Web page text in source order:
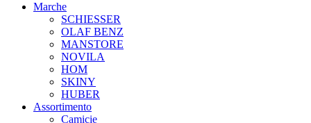
Marche
SCHIESSER
OLAF BENZ
MANSTORE
NOVILA
HOM
SKINY
HUBER
Assortimento
Camicie